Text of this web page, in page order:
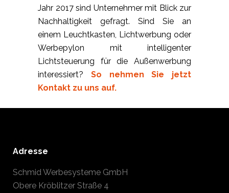
Jahr 2017 sind Unternehmer mit Blick zur
Nachhaltigkeit gefragt. Sind Sie an
einem Leuchtkasten, Lichtwerbung oder
Werbepylon mit intelligenter
Lichtsteuerung für die Außenwerbung
interessiert? So nehmen Sie jetzt
Kontakt zu uns auf.
Adresse
Schmid Werbesysteme GmbH
Obere Kröblitzer Straße 4